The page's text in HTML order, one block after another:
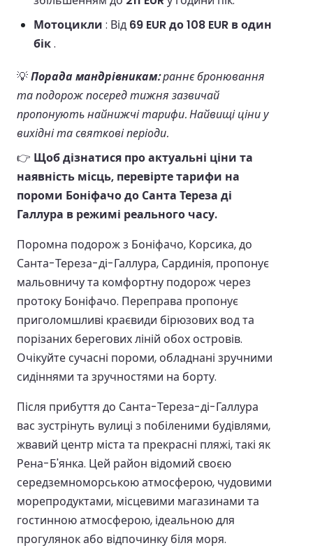
Мотоцикли : Від 69 EUR до 108 EUR в один
бік.
💡Порада мандрівникам:раннє бронювання
та подорож посеред тижня зазвичай
пропонують найнижчі тарифи. Найвищі ціни у
вихідні та святкові періоди.
👉 Щоб дізнатися про актуальні ціни та
наявність місць, перевірте тарифи на
пороми Боніфачо до Санта Тереза ді
Галлура в режимі реального часу.
Поромна подорож з Боніфачо, Корсика, до
Санта-Тереза-ді-Галлура, Сардинія, пропонує
мальовничу та комфортну подорож через
протоку Боніфачо. Переправа пропонує
приголомшливі краєвиди бірюзових вод та
порізаних берегових ліній обох островів.
Очікуйте сучасні пороми, обладнані зручними
сидіннями та зручностями на борту.
Після прибуття до Санта-Тереза-ді-Галлура
вас зустрінуть вулиці з побіленими будівлями,
жвавий центр міста та прекрасні пляжі, такі як
Рена-Б'янка. Цей район відомий своєю
середземноморською атмосферою, чудовими
морепродуктами, місцевими магазинами та
гостинною атмосферою, ідеальною для
прогулянок або відпочинку біля моря.